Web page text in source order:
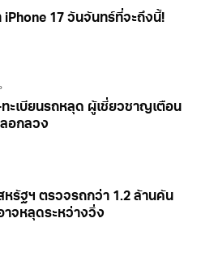
iPhone 17 วันจันทร์ที่จะถึงนี้!
ะเบียนรถหลุด ผู้เชี่ยวชาญเตือน
อกลวง
หรัฐฯ ตรวจรถกว่า 1.2 ล้านคัน
จหลุดระหว่างวิ่ง